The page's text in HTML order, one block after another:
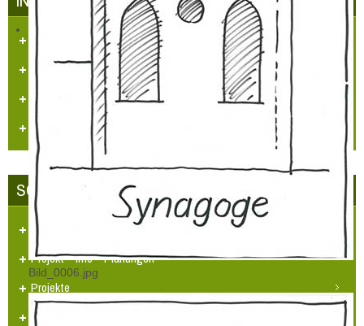
Bild_0006.jpg
Kataster/Karten
Handel/Gewerbe
Vereine
Personennahverkehr
SCHLOSS-STADT HÜLCHRATH
Ansichten-Bilder-Filme
Projekt - Info - Planungen
Projekte
Sehenswürdigkeiten